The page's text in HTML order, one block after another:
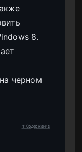
8.
черном
↑ Содержание